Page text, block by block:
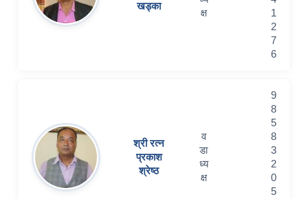
खड्का
क्ष
1
2
7
6
श्री रत्न
प्रकाश
श्रेष्ठ
व
डा
ध्य
क्ष
9
8
5
8
3
2
0
5